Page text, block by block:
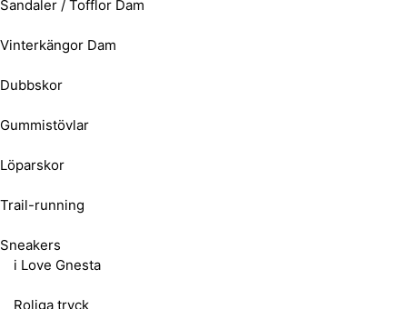
Sandaler / Tofflor Dam
Vinterkängor Dam
Dubbskor
Gummistövlar
Löparskor
Trail-running
Sneakers
i Love Gnesta
Roliga tryck